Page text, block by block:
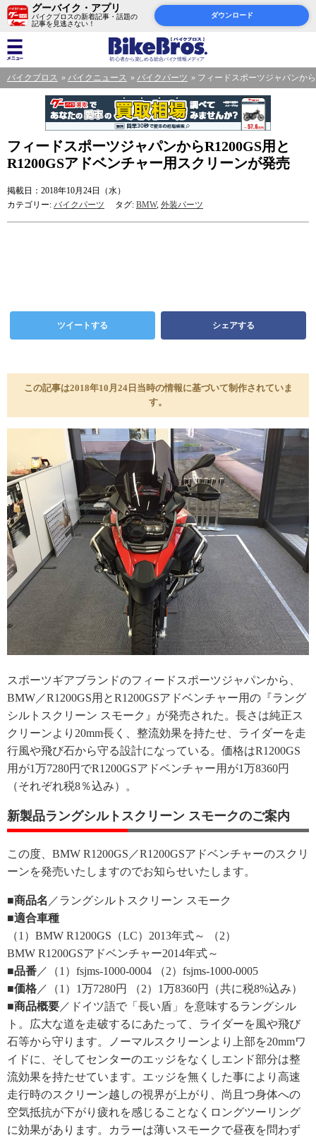
グーバイク・アプリ
バイクブロスの新着記事・話題の
記事を見逃さない！
ダウンロード
バイクブロス バイクニュース バイクパーツ フィードスポーツジャパンか
フィードスポーツジャパンからR1200GS用と
R1200GSアドベンチャー用スクリーンが発売
掲載日：2018年10月24日（水）
カテゴリー: バイクパーツ タグ: BMW, 外装パーツ
ツイートする シェアする
この記事は2018年10月24日当時の情報に基づいて制作されていま
す。
スポーツギアブランドのフィードスポーツジャパンから、
BMW／R1200GS用とR1200GSアドベンチャー用の『ラング
シルトスクリーン スモーク』が発売された。長さは純正ス
クリーンより20mm長く、整流効果を持たせ、ライダーを走
行風や飛び石から守る設計になっている。価格はR1200GS
用が1万7280円でR1200GSアドベンチャー用が1万8360円
（それぞれ税8％込み）。
新製品ラングシルトスクリーン スモークのご案内
この度、BMW R1200GS／R1200GSアドベンチャーのスクリ
ーンを発売いたしますのでお知らせいたします。
■商品名 ／ラングシルトスクリーン スモーク
■適合車種
（1）BMW R1200GS（LC）2013年式～ （2）
BMW R1200GSアドベンチャー2014年式～
■品番 ／（1）fsjms-1000-0004 （2）fsjms-1000-0005
■価格 ／（1）1万7280円 （2）1万8360円（共に税8%込み）
■商品概要 ／ドイツ語で「長い盾」を意味するラングシル
ト。広大な道を走破するにあたって、ライダーを風や飛び
石等から守ります。ノーマルスクリーンより上部を20mmワ
イドに、そしてセンターのエッジをなくしエンド部分は整
流効果を持たせています。エッジを無くした事により高速
走行時のスクリーン越しの視界が上がり、尚且つ身体への
空気抵抗が下がり疲れを感じることなくロングツーリング
に効果があります。カラーは薄いスモークで昼夜を問わず